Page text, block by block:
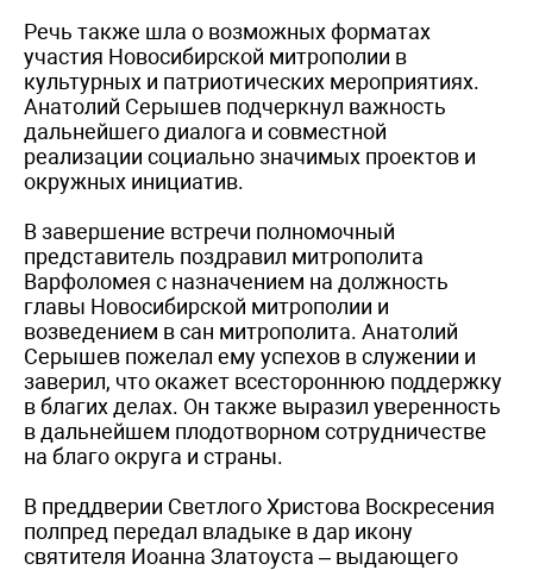
Речь также шла о возможных форматах
участия Новосибирской митрополии в
культурных и патриотических мероприятиях.
Анатолий Серышев подчеркнул важность
дальнейшего диалога и совместной
реализации социально значимых проектов и
окружных инициатив.
В завершение встречи полномочный
представитель поздравил митрополита
Варфоломея с назначением на должность
главы Новосибирской митрополии и
возведением в сан митрополита. Анатолий
Серышев пожелал ему успехов в служении и
заверил, что окажет всестороннюю поддержку
в благих делах. Он также выразил уверенность
в дальнейшем плодотворном сотрудничестве
на благо округа и страны.
В преддверии Светлого Христова Воскресения
полпред передал владыке в дар икону
святителя Иоанна Златоуста – выдающего